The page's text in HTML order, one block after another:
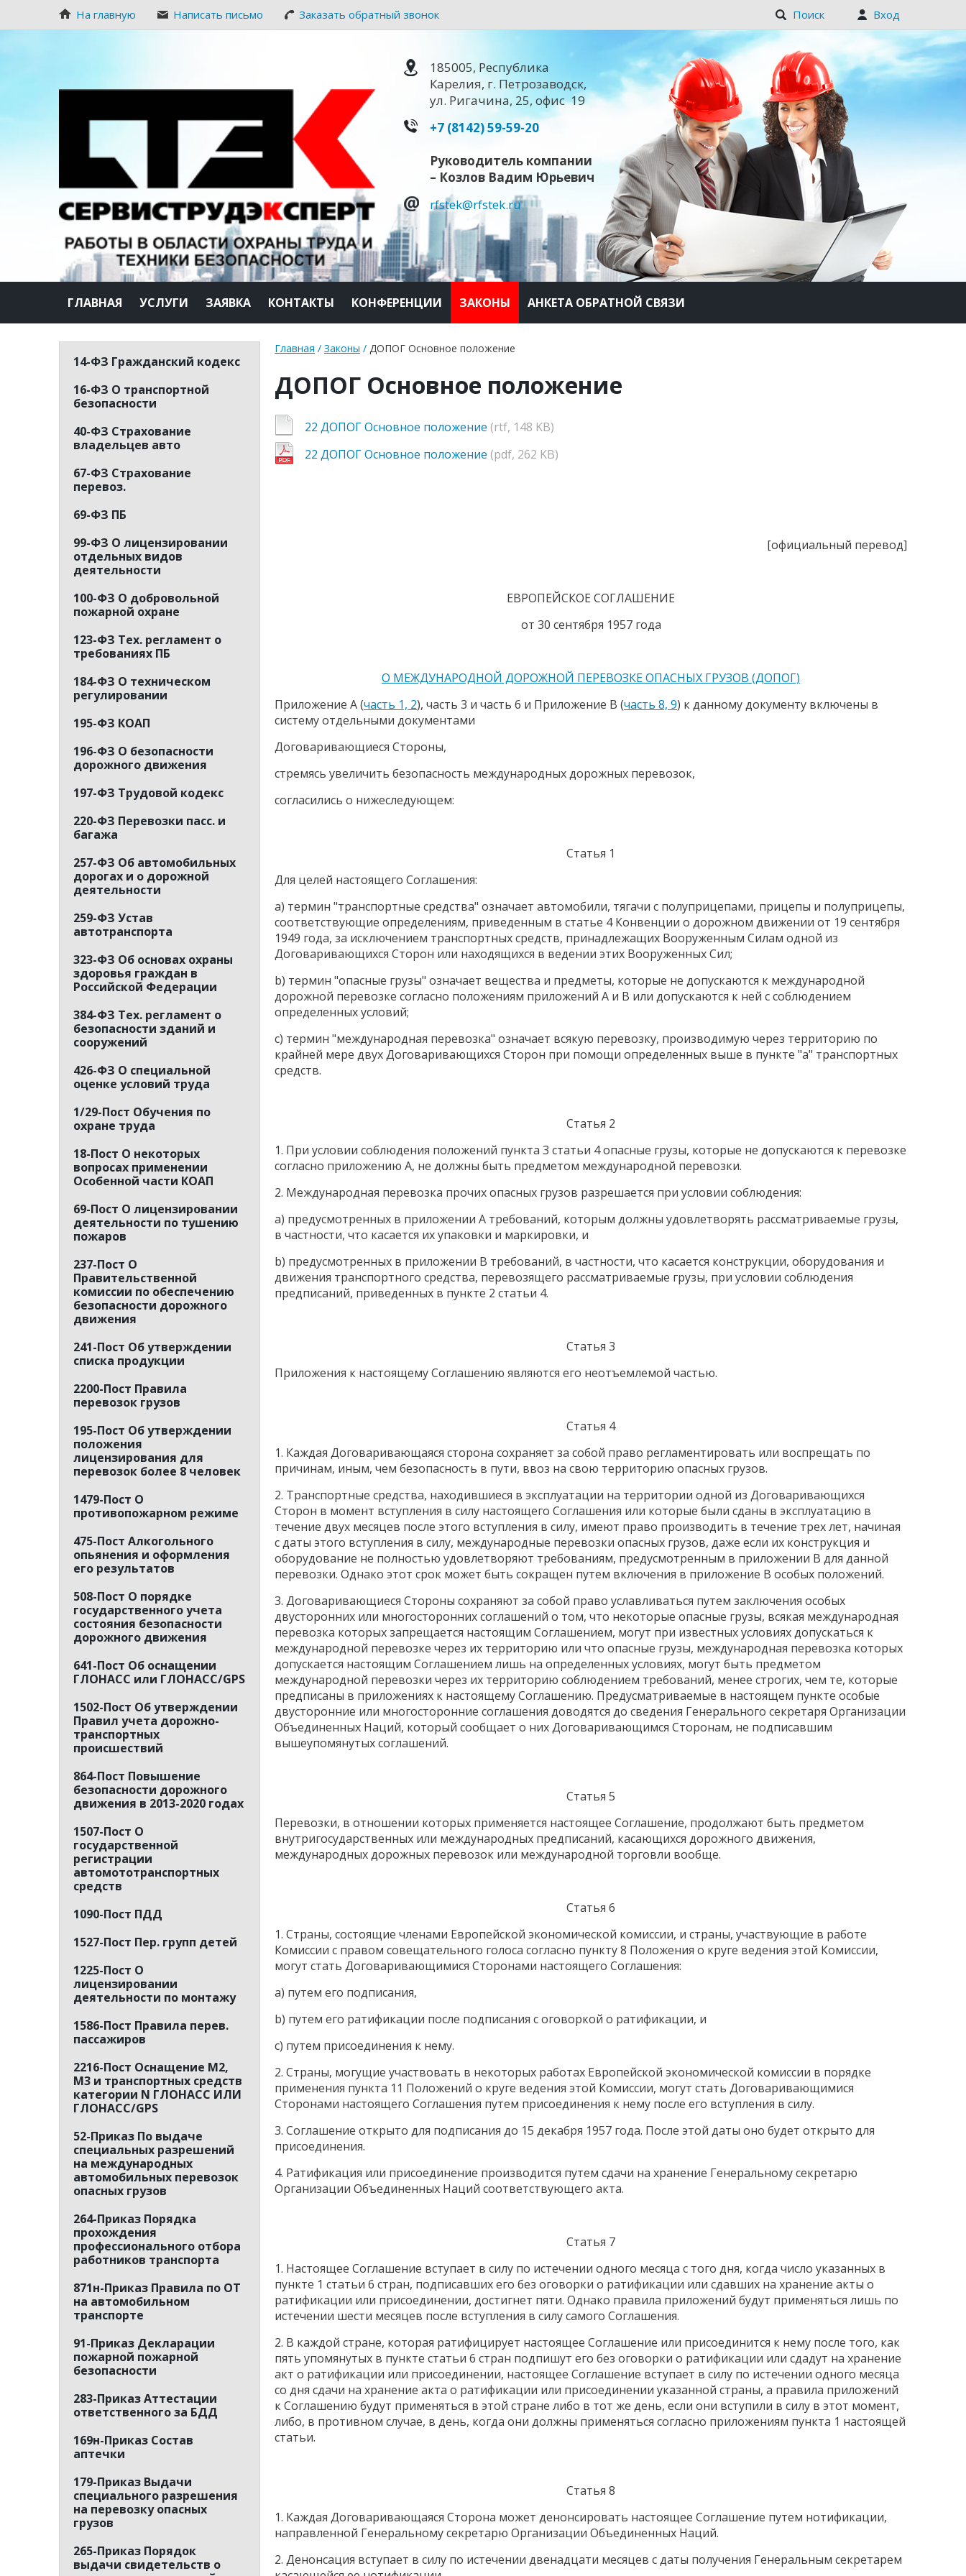
На главную Написать письмо Заказать обратный звонок Поиск Вход
185005, Республика
Карелия, г. Петрозаводск,
ул. Ригачина, 25, офис 19
+7 (8142) 59-59-20
Руководитель компании
– Козлов Вадим Юрьевич
rfstek@rfstek.ru
ГЛАВНАЯ УСЛУГИ ЗАЯВКА КОНТАКТЫ КОНФЕРЕНЦИИ ЗАКОНЫ АНКЕТА ОБРАТНОЙ СВЯЗИ
14-ФЗ Гражданский кодекс
16-ФЗ О транспортной
безопасности
40-ФЗ Страхование
владельцев авто
67-ФЗ Страхование
перевоз.
69-ФЗ ПБ
99-ФЗ О лицензировании
отдельных видов
деятельности
100-ФЗ О добровольной
пожарной охране
123-ФЗ Тех. регламент о
требованиях ПБ
184-ФЗ О техническом
регулировании
195-ФЗ КОАП
196-ФЗ О безопасности
дорожного движения
197-ФЗ Трудовой кодекс
220-ФЗ Перевозки пасс. и
багажа
257-ФЗ Об автомобильных
дорогах и о дорожной
деятельности
259-ФЗ Устав
автотранспорта
323-ФЗ Об основах охраны
здоровья граждан в
Российской Федерации
384-ФЗ Тех. регламент о
безопасности зданий и
сооружений
426-ФЗ О специальной
оценке условий труда
1/29-Пост Обучения по
охране труда
18-Пост О некоторых
вопросах применении
Особенной части КОАП
69-Пост О лицензировании
деятельности по тушению
пожаров
237-Пост О
Правительственной
комиссии по обеспечению
безопасности дорожного
движения
241-Пост Об утверждении
списка продукции
2200-Пост Правила
перевозок грузов
195-Пост Об утверждении
положения
лицензирования для
перевозок более 8 человек
1479-Пост О
противопожарном режиме
475-Пост Алкогольного
опьянения и оформления
его результатов
508-Пост О порядке
государственного учета
состояния безопасности
дорожного движения
641-Пост Об оснащении
ГЛОНАСС или ГЛОНАСС/GPS
1502-Пост Об утверждении
Правил учета дорожно-
транспортных
происшествий
864-Пост Повышение
безопасности дорожного
движения в 2013-2020 годах
1507-Пост О
государственной
регистрации
автомототранспортных
средств
1090-Пост ПДД
1527-Пост Пер. групп детей
1225-Пост О
лицензировании
деятельности по монтажу
1586-Пост Правила перев.
пассажиров
2216-Пост Оснащение М2,
М3 и транспортных средств
категории N ГЛОНАСС ИЛИ
ГЛОНАСС/GPS
52-Приказ По выдаче
специальных разрешений
на международных
автомобильных перевозок
опасных грузов
264-Приказ Порядка
прохождения
профессионального отбора
работников транспорта
871н-Приказ Правила по ОТ
на автомобильном
транспорте
91-Приказ Декларации
пожарной пожарной
безопасности
283-Приказ Аттестации
ответственного за БДД
169н-Приказ Состав
аптечки
179-Приказ Выдачи
специального разрешения
на перевозку опасных
грузов
265-Приказ Порядок
выдачи свидетельств о
Главная / Законы / ДОПОГ Основное положение
ДОПОГ Основное положение
22 ДОПОГ Основное положение (rtf, 148 KB)
22 ДОПОГ Основное положение (pdf, 262 KB)
[официальный перевод]
ЕВРОПЕЙСКОЕ СОГЛАШЕНИЕ
от 30 сентября 1957 года
О МЕЖДУНАРОДНОЙ ДОРОЖНОЙ ПЕРЕВОЗКЕ ОПАСНЫХ ГРУЗОВ (ДОПОГ)
Приложение А (часть 1, 2), часть 3 и часть 6 и Приложение В (часть 8, 9) к данному документу включены в
систему отдельными документами
Договаривающиеся Стороны,
стремясь увеличить безопасность международных дорожных перевозок,
согласились о нижеследующем:
Статья 1
Для целей настоящего Соглашения:
a) термин "транспортные средства" означает автомобили, тягачи с полуприцепами, прицепы и полуприцепы,
соответствующие определениям, приведенным в статье 4 Конвенции о дорожном движении от 19 сентября
1949 года, за исключением транспортных средств, принадлежащих Вооруженным Силам одной из
Договаривающихся Сторон или находящихся в ведении этих Вооруженных Сил;
b) термин "опасные грузы" означает вещества и предметы, которые не допускаются к международной
дорожной перевозке согласно положениям приложений A и B или допускаются к ней с соблюдением
определенных условий;
c) термин "международная перевозка" означает всякую перевозку, производимую через территорию по
крайней мере двух Договаривающихся Сторон при помощи определенных выше в пункте "a" транспортных
средств.
Статья 2
1. При условии соблюдения положений пункта 3 статьи 4 опасные грузы, которые не допускаются к перевозке
согласно приложению A, не должны быть предметом международной перевозки.
2. Международная перевозка прочих опасных грузов разрешается при условии соблюдения:
a) предусмотренных в приложении A требований, которым должны удовлетворять рассматриваемые грузы,
в частности, что касается их упаковки и маркировки, и
b) предусмотренных в приложении B требований, в частности, что касается конструкции, оборудования и
движения транспортного средства, перевозящего рассматриваемые грузы, при условии соблюдения
предписаний, приведенных в пункте 2 статьи 4.
Статья 3
Приложения к настоящему Соглашению являются его неотъемлемой частью.
Статья 4
1. Каждая Договаривающаяся сторона сохраняет за собой право регламентировать или воспрещать по
причинам, иным, чем безопасность в пути, ввоз на свою территорию опасных грузов.
2. Транспортные средства, находившиеся в эксплуатации на территории одной из Договаривающихся
Сторон в момент вступления в силу настоящего Соглашения или которые были сданы в эксплуатацию в
течение двух месяцев после этого вступления в силу, имеют право производить в течение трех лет, начиная
с даты этого вступления в силу, международные перевозки опасных грузов, даже если их конструкция и
оборудование не полностью удовлетворяют требованиям, предусмотренным в приложении B для данной
перевозки. Однако этот срок может быть сокращен путем включения в приложение B особых положений.
3. Договаривающиеся Стороны сохраняют за собой право уславливаться путем заключения особых
двусторонних или многосторонних соглашений о том, что некоторые опасные грузы, всякая международная
перевозка которых запрещается настоящим Соглашением, могут при известных условиях допускаться к
международной перевозке через их территорию или что опасные грузы, международная перевозка которых
допускается настоящим Соглашением лишь на определенных условиях, могут быть предметом
международной перевозки через их территорию соблюдением требований, менее строгих, чем те, которые
предписаны в приложениях к настоящему Соглашению. Предусматриваемые в настоящем пункте особые
двусторонние или многосторонние соглашения доводятся до сведения Генерального секретаря Организации
Объединенных Наций, который сообщает о них Договаривающимся Сторонам, не подписавшим
вышеупомянутых соглашений.
Статья 5
Перевозки, в отношении которых применяется настоящее Соглашение, продолжают быть предметом
внутригосударственных или международных предписаний, касающихся дорожного движения,
международных дорожных перевозок или международной торговли вообще.
Статья 6
1. Страны, состоящие членами Европейской экономической комиссии, и страны, участвующие в работе
Комиссии с правом совещательного голоса согласно пункту 8 Положения о круге ведения этой Комиссии,
могут стать Договаривающимися Сторонами настоящего Соглашения:
a) путем его подписания,
b) путем его ратификации после подписания с оговоркой о ратификации, и
c) путем присоединения к нему.
2. Страны, могущие участвовать в некоторых работах Европейской экономической комиссии в порядке
применения пункта 11 Положений о круге ведения этой Комиссии, могут стать Договаривающимися
Сторонами настоящего Соглашения путем присоединения к нему после его вступления в силу.
3. Соглашение открыто для подписания до 15 декабря 1957 года. После этой даты оно будет открыто для
присоединения.
4. Ратификация или присоединение производится путем сдачи на хранение Генеральному секретарю
Организации Объединенных Наций соответствующего акта.
Статья 7
1. Настоящее Соглашение вступает в силу по истечении одного месяца с того дня, когда число указанных в
пункте 1 статьи 6 стран, подписавших его без оговорки о ратификации или сдавших на хранение акты о
ратификации или присоединении, достигнет пяти. Однако правила приложений будут применяться лишь по
истечении шести месяцев после вступления в силу самого Соглашения.
2. В каждой стране, которая ратифицирует настоящее Соглашение или присоединится к нему после того, как
пять упомянутых в пункте статьи 6 стран подпишут его без оговорки о ратификации или сдадут на хранение
акт о ратификации или присоединении, настоящее Соглашение вступает в силу по истечении одного месяца
со дня сдачи на хранение акта о ратификации или присоединении указанной страны, а правила приложений
к Соглашению будут применяться в этой стране либо в тот же день, если они вступили в силу в этот момент,
либо, в противном случае, в день, когда они должны применяться согласно приложениям пункта 1 настоящей
статьи.
Статья 8
1. Каждая Договаривающаяся Сторона может денонсировать настоящее Соглашение путем нотификации,
направленной Генеральному секретарю Организации Объединенных Наций.
2. Денонсация вступает в силу по истечении двенадцати месяцев с даты получения Генеральным секретарем